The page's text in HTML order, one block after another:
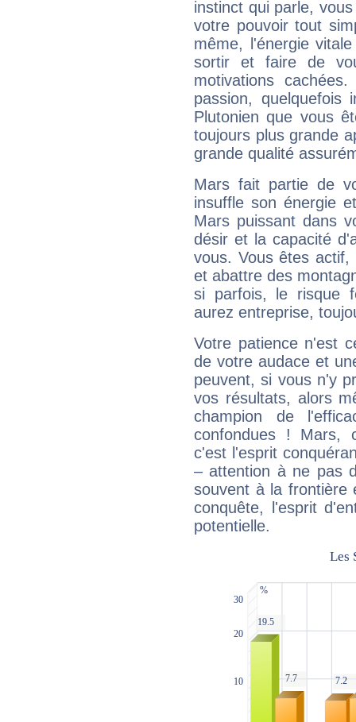
instinct qui parle,
votre pouvoir tout
même, l'énergie
sortir et faire de
motivations
passion, quelquefois
Plutonien que vous
toujours plus grande
grande qualité
Mars fait partie de
insuffle son énergie
Mars puissant dans
désir et la capacité
vous. Vous êtes
et abattre des
si parfois, le risque
aurez entreprise,
Votre patience n'est
de votre audace et
peuvent, si vous n'y
vos résultats, alors
champion de
confondues ! Mars,
c'est l'esprit
– attention à ne pas
souvent à la frontière
conquête, l'esprit
potentielle.